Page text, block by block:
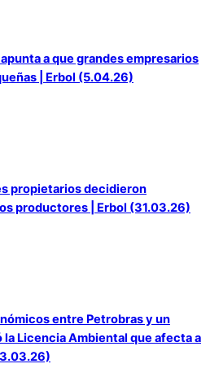
a que grandes empresarios
| Erbol (5.04.26)
propietarios decidieron
productores | Erbol (31.03.26)
entre Petrobras y un
Licencia Ambiental que afecta a